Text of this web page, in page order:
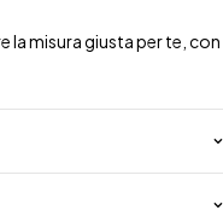
la misura giusta per te, con